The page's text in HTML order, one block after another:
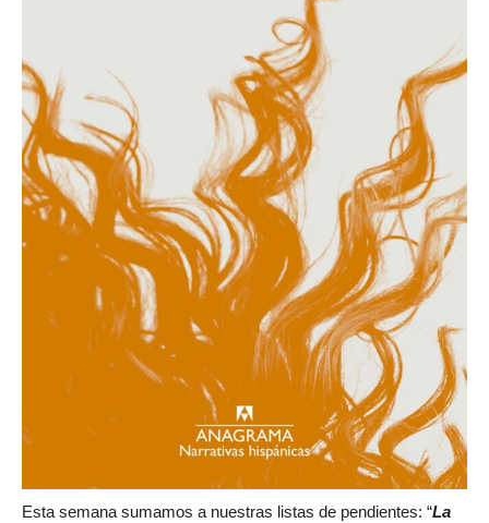
Esta semana sumamos a nuestras listas de pendientes: “La